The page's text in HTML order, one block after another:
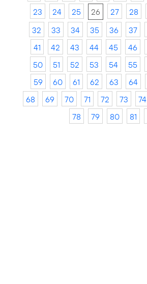
23
24 25 26 27 28
32
33 34 35 36 37
41
42 43 44 45 46
50
51 52 53 54 55
59
60 61 62 63 64
68
69 70 71 72 73 74
78
79 80 81